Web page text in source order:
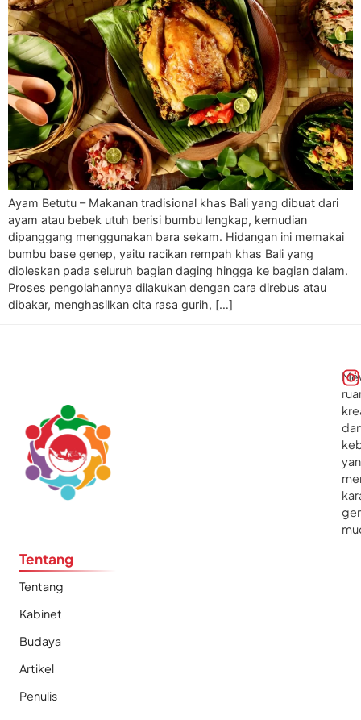
Ayam Betutu – Makanan tradisional khas Bali yang dibuat dari
ayam atau bebek utuh berisi bumbu lengkap, kemudian
dipanggang menggunakan bara sekam. Hidangan ini memakai
bumbu base genep, yaitu racikan rempah khas Bali yang
dioleskan pada seluruh bagian daging hingga ke bagian dalam.
Proses pengolahannya dilakukan dengan cara direbus atau
dibakar, menghasilkan cita rasa gurih, […]
Tentang
Tentang
Kabinet
Budaya
Artikel
Penulis